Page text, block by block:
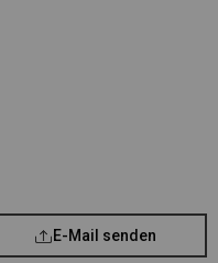
E-Mail senden